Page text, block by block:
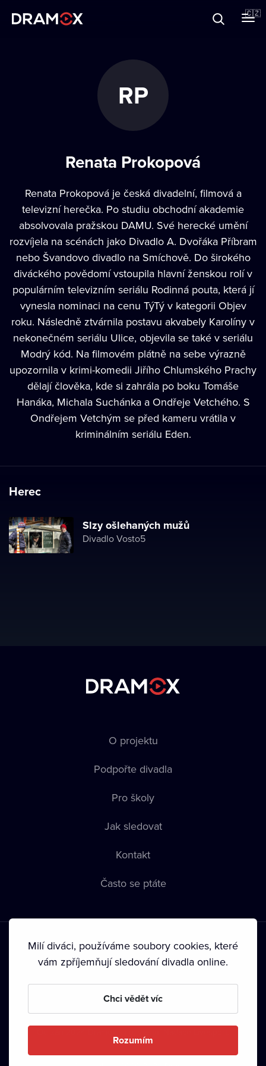
🇨🇿
RP
Renata Prokopová
Renata Prokopová je česká divadelní, filmová a
televizní herečka. Po studiu obchodní akademie
absolvovala pražskou DAMU. Své herecké umění
rozvíjela na scénách jako Divadlo A. Dvořáka Příbram
nebo Švandovo divadlo na Smíchově. Do širokého
diváckého povědomí vstoupila hlavní ženskou rolí v
populárním televizním seriálu Rodinná pouta, která jí
vynesla nominaci na cenu TýTý v kategorii Objev
roku. Následně ztvárnila postavu akvabely Karolíny v
nekonečném seriálu Ulice, objevila se také v seriálu
Modrý kód. Na filmovém plátně na sebe výrazně
upozornila v krimi-komedii Jiřího Chlumského Prachy
dělají člověka, kde si zahrála po boku Tomáše
Hanáka, Michala Suchánka a Ondřeje Vetchého. S
Ondřejem Vetchým se před kameru vrátila v
kriminálním seriálu Eden.
Herec
Slzy ošlehaných mužů
Divadlo Vosto5
O projektu
Podpořte divadla
Pro školy
Jak sledovat
Kontakt
Často se ptáte
Podmínky používání • Ochrana soukromí • Zásady používání
• Autorská práva•
Milí diváci, používáme soubory cookies, které
vám zpříjemňují sledování divadla online.
Chci vědět víc
Rozumím